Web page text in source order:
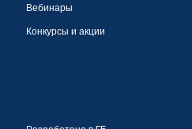
Вебинары
Конкурсы и акции